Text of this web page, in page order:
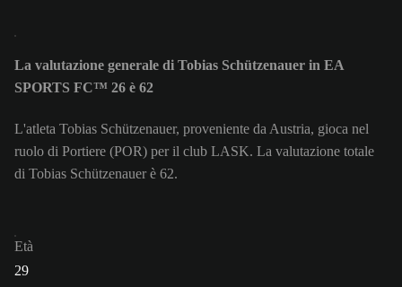
La valutazione generale di Tobias Schützenauer in EA
SPORTS FC™ 26 è 62
L'atleta Tobias Schützenauer, proveniente da Austria, gioca nel
ruolo di Portiere (POR) per il club LASK. La valutazione totale
di Tobias Schützenauer è 62.
Età
29